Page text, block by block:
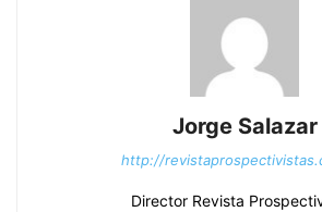
Jorge Salazar
http://
Director Revista